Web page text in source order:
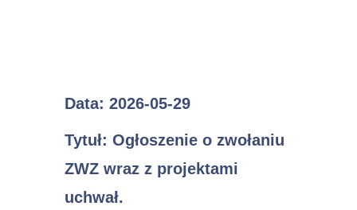
Data: 2026-05-29
Tytuł: Ogłoszenie o zwołaniu
ZWZ wraz z projektami
uchwał.